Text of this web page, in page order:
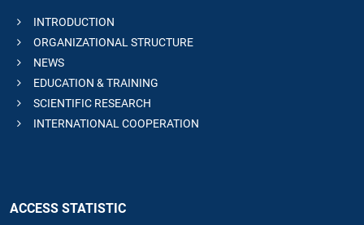
INTRODUCTION
ORGANIZATIONAL STRUCTURE
NEWS
EDUCATION & TRAINING
SCIENTIFIC RESEARCH
INTERNATIONAL COOPERATION
ACCESS STATISTIC